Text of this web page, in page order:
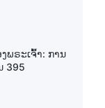
ພຣະເຈົ້າ: ການ
395